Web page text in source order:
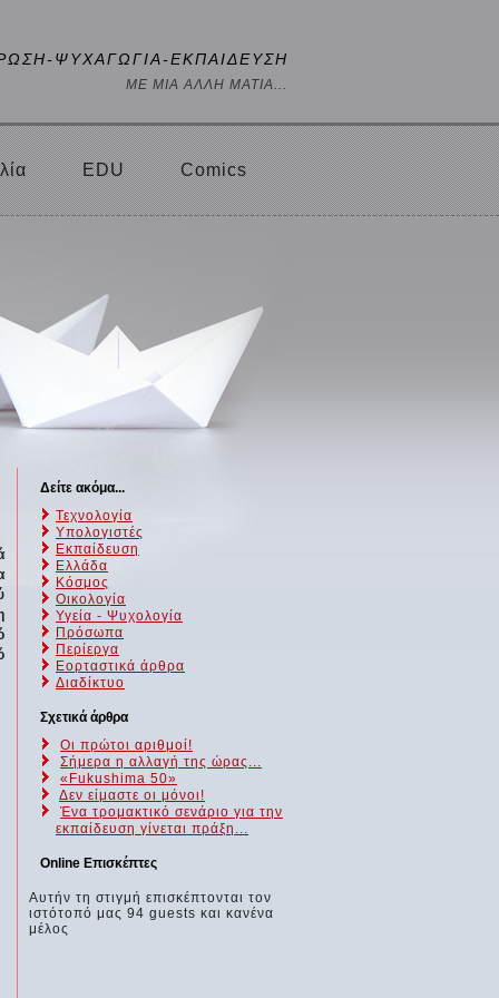
ΨΥΧΑΓΩΓΙΑ-ΕΚΠΑΙΔΕΥΣΗ
ΜΕ ΜΙΑ ΑΛΛΗ ΜΑΤΙΑ...
EDU Comics
Δείτε ακόμα...
Τεχνολογία
Υπολογιστές
Εκπαίδευση
Ελλάδα
Κόσμος
Οικολογία
Υγεία - Ψυχολογία
Πρόσωπα
Περίεργα
Εορταστικά άρθρα
Διαδίκτυο
Σχετικά άρθρα
Οι πρώτοι αριθμοί!
Σήμερα η αλλαγή της ώρας...
«Fukushima 50»
Δεν είμαστε οι μόνοι!
Ένα τρομακτικό σενάριο για την
εκπαίδευση γίνεται πράξη...
Online Επισκέπτες
Αυτήν τη στιγμή επισκέπτονται τον
ιστότοπό μας 94 guests και κανένα
μέλος